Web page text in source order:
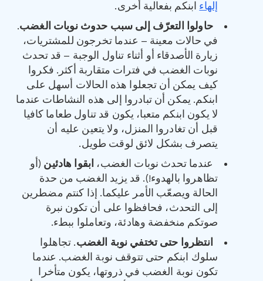
إلهاء ابنكم بفعالية أخرى.
حاولوا التعرّف إلى سبب حدوث نوبات الغضب.
في حالات معينة – عندما تخرجون للمشتريات،
زيارة الأصدقاء أو أثناء تناول الوجبة – قد تحدث
نوبات الغضب في فترات متقاربة أكثر. فكروا
كيف يمكن أن تجعلوا هذه الحالات أسهل على
ابنكم. يمكن أن تبادروا إلى هذه النشاطات عندما
لا يكون ابنكم متعبا، يكون قد تناول طعاما كافيا
قبل أن تغادروا المنزل، ولا يتعين عليه أن
يتصرف بشكل لائق لوقت طويل.
عندما تحدث نوبات الغضب، ابقوا هادئين (أو
تظاهروا بالهدوء!). قد يزيد الغضب من حدة
الحالة ويصعّب الأمر عليكما. إذا كنتم مضطرين
إلى التحدث، فحافظوا على أن تكون نبرة
صوتكم منخفضة وهادئة، وتعاملوا ببطء.
انتظروا حتى تختفي نوبة الغضب. تجاهلوا
سلوك ابنكم حتى تتوقف نوبة الغضب. عندما
تكون نوبة الغضب في ذروتها، يكون متأخرا